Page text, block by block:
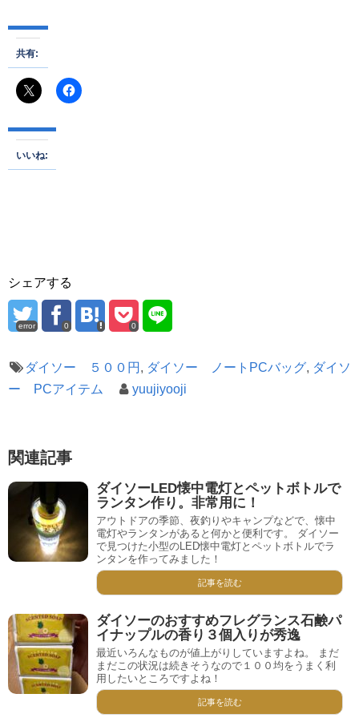
共有:
いいね:
シェアする
error 0 0
ダイソー ５００円 , ダイソー ノートPCバッグ, ダイソ
ー PCアイテム
yuujiyooji
関連記事
ダイソーLED懐中電灯とペットボトルで
ランタン作り。非常用に！
アウトドアの季節、夜釣りやキャンプなどで、懐中
電灯やランタンがあると何かと便利です。 ダイソー
で見つけた小型のLED懐中電灯とペットボトルでラ
ンタンを作ってみました！
記事を読む
ダイソーのおすすめフレグランス石鹸パ
イナップルの香り３個入りが秀逸
最近いろんなものが値上がりしていますよね。 まだ
まだこの状況は続きそうなので１００均をうまく利
用したいところですよね！
記事を読む